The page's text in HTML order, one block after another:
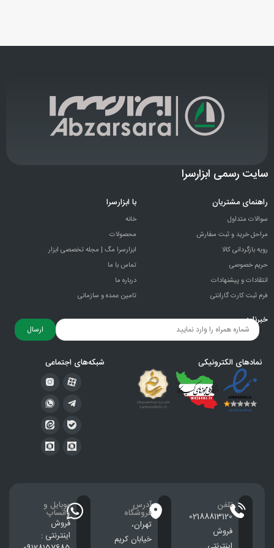
سایت رسمی ابزارسرا
راهنمای مشتریان
سوالات متداول
مراحل خرید و ثبت سفارش
رویه بازگردانی کالا
حریم خصوصی
انتقادات و پيشنهادات
فرم ثبت کارت گارانتی
با ابزارسرا
خانه
محصولات
ابزارسرا مگ | مجله تخصصی ابزار
تماس با ما
درباره ما
تامین عمده و سازمانی
خبرنامه
ارسال
نمادهای الکترونیکی شبکه‌های اجتماعی
تلفن
02188813120
فروش
آدرس
فروشگاه
تهران،
خيابان كريم
موبایل و
واتساپ
فروش
اینترنتی :